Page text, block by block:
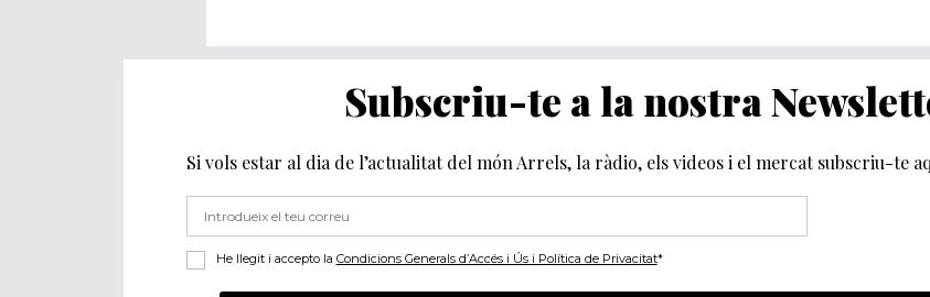
Subscriu-te a la nostra
Si vols estar al dia de l’actualitat del món Arrels, la ràdio, els videos i el mercat subscriu-te
He llegit i accepto la Condicions Generals d’Accés i Ús i Política de Privacitat*